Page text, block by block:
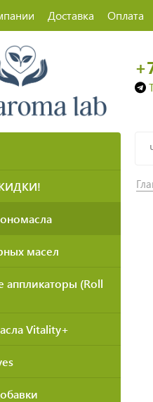
Доставка Оплата
масел
аппликаторы (Roll
Vitality+